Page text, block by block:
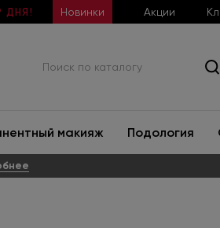
ДНЯ! Новинки Акции
макияж Подология